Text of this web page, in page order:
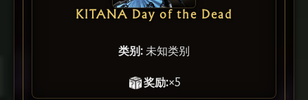
KITANA Day of the Dead
类别: 未知类别
奖励:×5